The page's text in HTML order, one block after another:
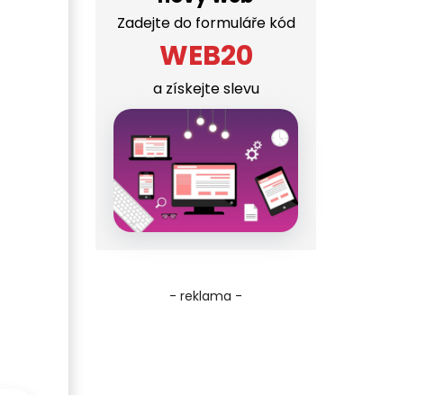
Zadejte do formuláře kód
WEB20
a získejte slevu
- reklama -